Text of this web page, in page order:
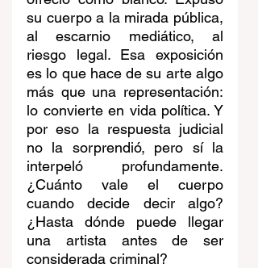
su cuerpo a la mirada pública,
al escarnio mediático, al
riesgo legal. Esa exposición
es lo que hace de su arte algo
más que una representación:
lo convierte en vida política. Y
por eso la respuesta judicial
no la sorprendió, pero sí la
interpeló profundamente.
¿Cuánto vale el cuerpo
cuando decide decir algo?
¿Hasta dónde puede llegar
una artista antes de ser
considerada criminal?